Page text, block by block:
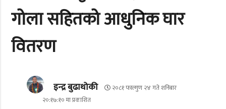
गोला सहितको आधुनिक घार
वितरण
इन्द्र बुढाथोकी
२०८१ फाल्गुण २४ गते शनिबार
२०:१७:१० मा प्रकाशित